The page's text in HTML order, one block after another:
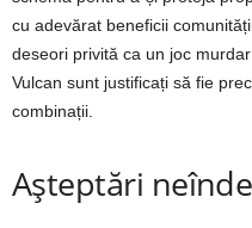
cu adevărat beneficii
deseori privită ca un joc
Vulcan sunt justificați să fie
combinații.
Așteptări